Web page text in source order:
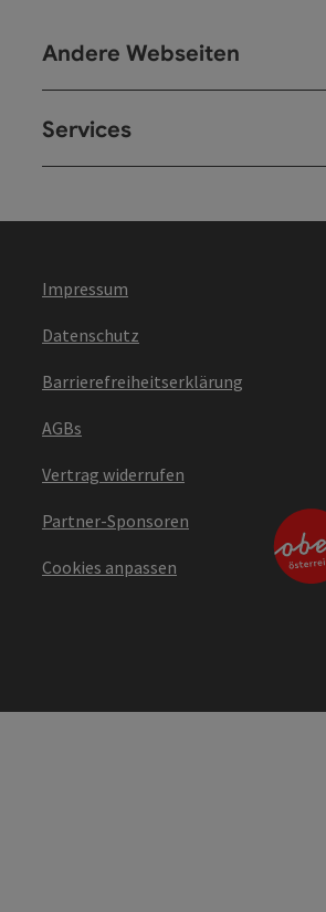
Andere Webseiten
Services
Impressum
Datenschutz
Barrierefreiheitserklärung
AGBs
Vertrag widerrufen
Partner-Sponsoren
Cookies anpassen